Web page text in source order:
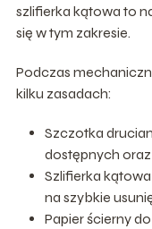
szlifierka kątowa to
się w tym zakresie.
Podczas
kilku zasadach:
Szczotka
dostępnych
Szlifierka
na szybkie
Papier ścierny